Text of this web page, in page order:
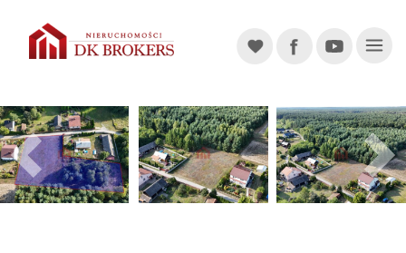
Main Navigation
Previous